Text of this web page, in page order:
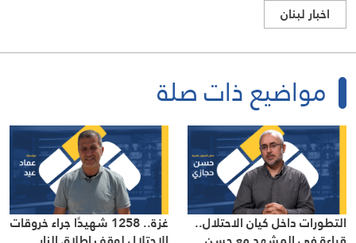
اخبار لبنان
مواضيع ذات صلة
التطورات داخل كيان الاحتلال.. غزة.. 1258 شهيدًا جراء خروقات